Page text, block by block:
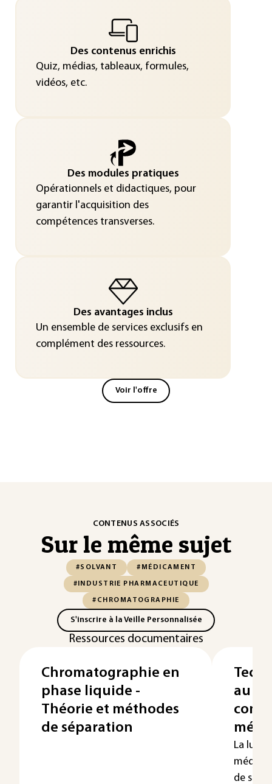
Des contenus enrichis
Quiz, médias, tableaux, formules,
vidéos, etc.
Des modules pratiques
Opérationnels et didactiques, pour
garantir l'acquisition des
compétences transverses.
Des avantages inclus
Un ensemble de services exclusifs en
complément des ressources.
Voir l'offre
CONTENUS ASSOCIÉS
Sur le même sujet
#SOLVANT #MÉDICAMENT
#INDUSTRIE PHARMACEUTIQUE
#CHROMATOGRAPHIE
S'inscrire à la Veille Personnalisée
Ressources documentaires
Chromatographie en
phase liquide -
Théorie et méthodes
de séparation
au
La lutte
de